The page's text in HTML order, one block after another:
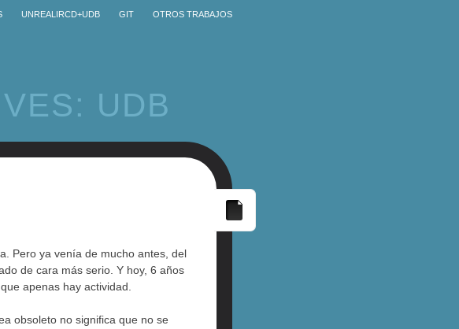
UNREALIRCD+UDB GIT OTROS TRABAJOS
UDB
Pero ya venía de mucho antes, del
de cara más serio. Y hoy, 6 años
apenas hay actividad.
obsoleto no significa que no se